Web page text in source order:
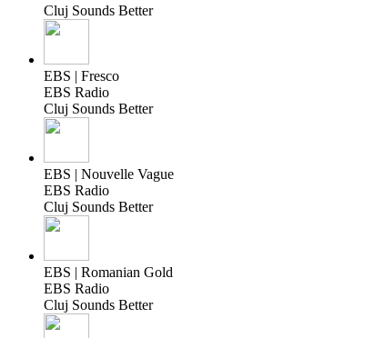
Cluj Sounds Better
EBS | Fresco
EBS Radio
Cluj Sounds Better
EBS | Nouvelle Vague
EBS Radio
Cluj Sounds Better
EBS | Romanian Gold
EBS Radio
Cluj Sounds Better